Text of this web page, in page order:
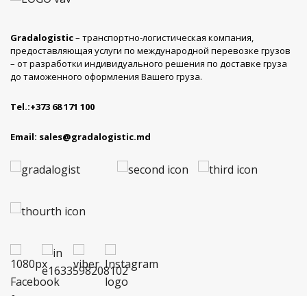
Gradalogistic– транспортно-логистическая компания,
предоставляющая услуги по международной перевозке грузов
– от разработки индивидуального решения по доставке груза
до таможенного оформления Вашего груза.
Tel.:+373 68 171 100
Email: sales@gradalogistic.md